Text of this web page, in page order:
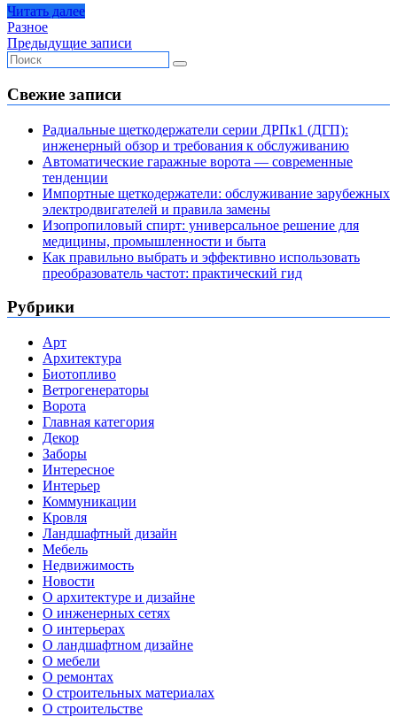
Читать далее
Разное
Навигация
по
записям
Предыдущие записи
Свежие записи
Радиальные щеткодержатели серии ДРПк1 (ДГП):
инженерный обзор и требования к обслуживанию
Автоматические гаражные ворота — современные
тенденции
Импортные щеткодержатели: обслуживание зарубежных
электродвигателей и правила замены
Изопропиловый спирт: универсальное решение для
медицины, промышленности и быта
Как правильно выбрать и эффективно использовать
преобразователь частот: практический гид
Рубрики
Арт
Архитектура
Биотопливо
Ветрогенераторы
Ворота
Главная категория
Декор
Заборы
Интересное
Интерьер
Коммуникации
Кровля
Ландшафтный дизайн
Мебель
Недвижимость
Новости
О архитектуре и дизайне
О инженерных сетях
О интерьерах
О ландшафтном дизайне
О мебели
О ремонтах
О строительных материалах
О строительстве